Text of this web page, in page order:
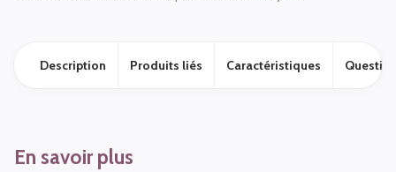
Description Produits liés Caractéristiques
En savoir plus